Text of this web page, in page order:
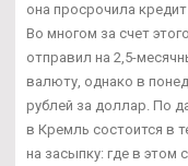
она просрочила
Во многом за счет
отправил на 2,5-
валюту, однако в
рублей за доллар. По
в Кремль состоится в
на засыпку: где в этом